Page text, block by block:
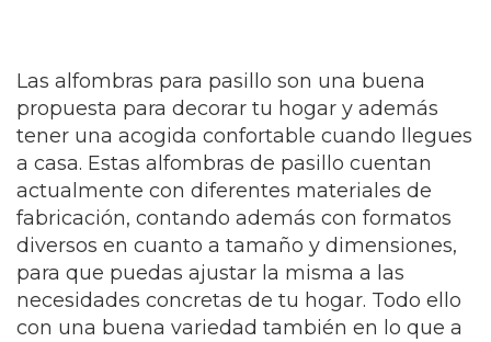
Las alfombras para pasillo son una buena
propuesta para decorar tu hogar y además
tener una acogida confortable cuando llegues
a casa. Estas alfombras de pasillo cuentan
actualmente con diferentes materiales de
fabricación, contando además con formatos
diversos en cuanto a tamaño y dimensiones,
para que puedas ajustar la misma a las
necesidades concretas de tu hogar. Todo ello
con una buena variedad también en lo que a